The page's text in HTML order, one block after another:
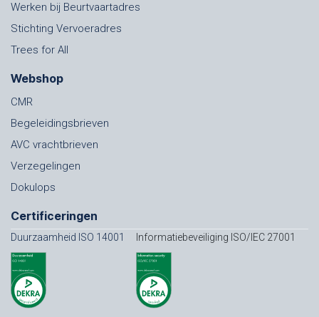
Werken bij Beurtvaartadres
Stichting Vervoeradres
Trees for All
Webshop
CMR
Begeleidingsbrieven
AVC vrachtbrieven
Verzegelingen
Dokulops
Certificeringen
Duurzaamheid ISO 14001 Informatiebeveiliging ISO/IEC 27001